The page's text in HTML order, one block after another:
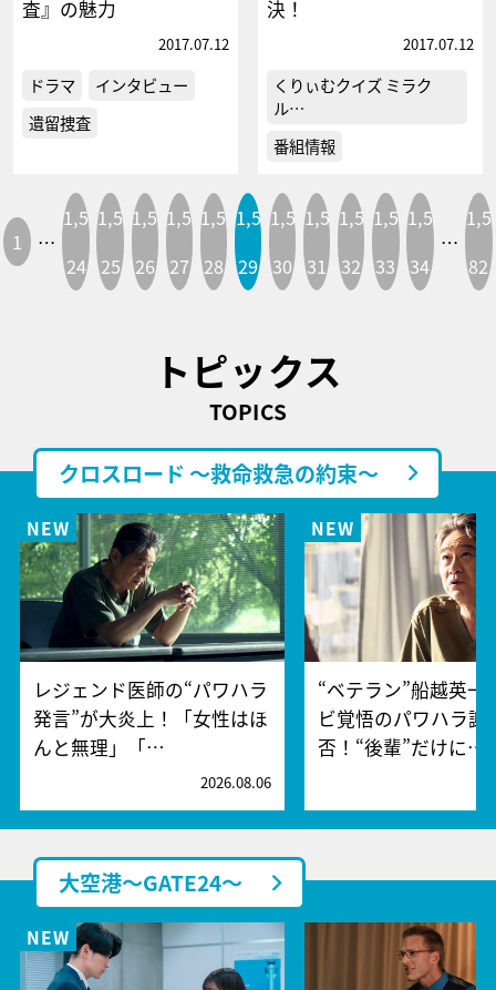
査』の魅力
2017.07.12
ドラマ
インタビュー
遺留捜査
決！
2017.07.12
くりぃむクイズ ミラク
ル…
番組情報
1 …
1,5
24
1,5
25
1,5
26
1,5
27
1,5
28
1,5
29
1,5
30
1,5
31
1,5
32
1,5
33
1,5
34
…
1,5
82
トピックス
TOPICS
クロスロード ～救命救急の約束～
レジェンド医師の“パワハラ
発言”が大炎上！「女性はほ
んと無理」「…
2026.08.06
“ベテラン”船越英一
ビ覚悟のパワハラ謝
否！“後輩”だけに…
大空港～GATE24～